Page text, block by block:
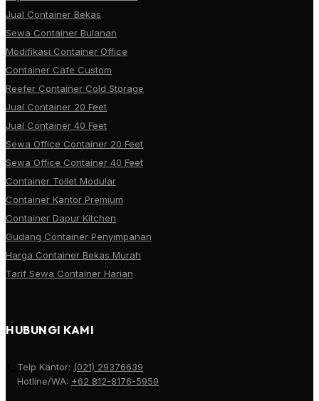
Jual Container Bekas
Sewa Container Bulanan
Modifikasi Container Office
Container Cafe Custom
Reefer Container Cold Storage
Jual Container 20 Feet
Jual Container 40 Feet
Sewa Office Container 20 Feet
Sewa Office Container 40 Feet
Container Toilet Modular
Container Kantor Premium
Container Dapur Kitchen
Gudang Container Penyimpanan
Harga Container Bekas Murah
Tarif Sewa Container Harian
HUBUNGI KAMI
Telp Kantor: (021) 29376639
Hotline/WA: +62 812-8176-5959